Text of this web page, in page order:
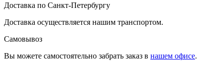
Доставка по Санкт-Петербургу
Доставка осуществляется нашим транспортом.
Самовывоз
Вы можете самостоятельно забрать заказ в нашем офисе.